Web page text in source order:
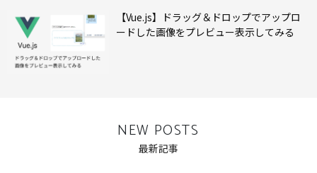
【Vue.js】ドラッグ＆ドロップでアップロ
ードした画像をプレビュー表示してみる
NEW POSTS
最新記事